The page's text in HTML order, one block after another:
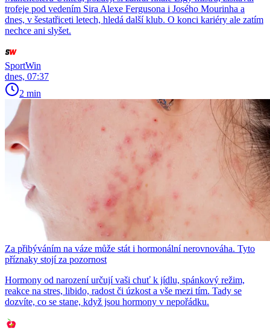
trofeje pod vedením Sira Alexe Fergusona i Josého Mourinha a
dnes, v šestatřiceti letech, hledá další klub. O konci kariéry ale zatím
nechce ani slyšet.
SportWin
dnes, 07:37
2 min
Za přibýváním na váze může stát i hormonální nerovnováha. Tyto
příznaky stojí za pozornost
Hormony od narození určují vaši chuť k jídlu, spánkový režim,
reakce na stres, libido, radost či úzkost a vše mezi tím. Tady se
dozvíte, co se stane, když jsou hormony v nepořádku.